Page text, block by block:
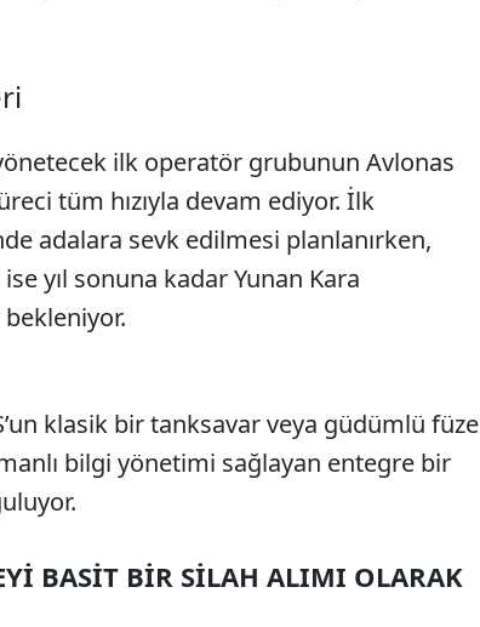
ilk operatör grubunun Avlonas
tüm hızıyla devam ediyor. İlk
adalara sevk edilmesi planlanırken,
yıl sonuna kadar Yunan Kara
klasik bir tanksavar veya güdümlü füze
bilgi yönetimi sağlayan entegre bir
BASİT BİR SİLAH ALIMI OLARAK